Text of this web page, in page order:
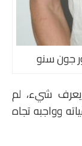
جون سنو
يعرف شيء، لم
وواجبه تجاه